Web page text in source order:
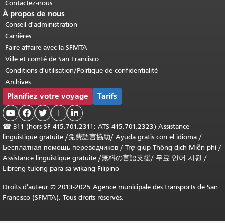
Contactez-nous
À propos de nous
Conseil d'administration
Carrières
Faire affaire avec la SFMTA
Ville et comté de San Francisco
Conditions d'utilisation/Politique de confidentialité
Archives
Planifiez votre voyage Tarifs
   1 
☎ 311 (hors SF 415.701.2311; ATS 415.701.2323) Assistance
linguistique gratuite /免費語言協助/ Ayuda gratis con el idioma /
Бесплатная помощь переводчиков / Trợ giúp Thông dịch Miễn phí/
Assistance linguistique gratuite /無料の言語支援/ 무료 언어 지원 /
Libreng tulong para sa wikang Filipino
Droits d'auteur © 2013-2025 Agence municipale des transports de San
Francisco (SFMTA). Tous droits réservés.